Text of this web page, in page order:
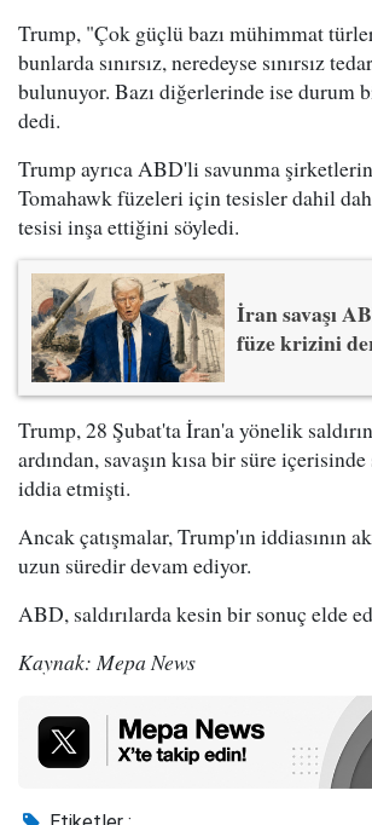
Trump, "Çok güçlü bazı mühimmat
bunlarda sınırsız, neredeyse sınırsız
bulunuyor. Bazı diğerlerinde ise durum
dedi.
Trump ayrıca ABD'li savunma
Tomahawk füzeleri için tesisler dahil
tesisi inşa ettiğini söyledi.
İran savaşı
füze krizini
Trump, 28 Şubat'ta İran'a yönelik
ardından, savaşın kısa bir süre
iddia etmişti.
Ancak çatışmalar, Trump'ın iddiasının
uzun süredir devam ediyor.
ABD, saldırılarda kesin bir sonuç elde
Kaynak: Mepa News